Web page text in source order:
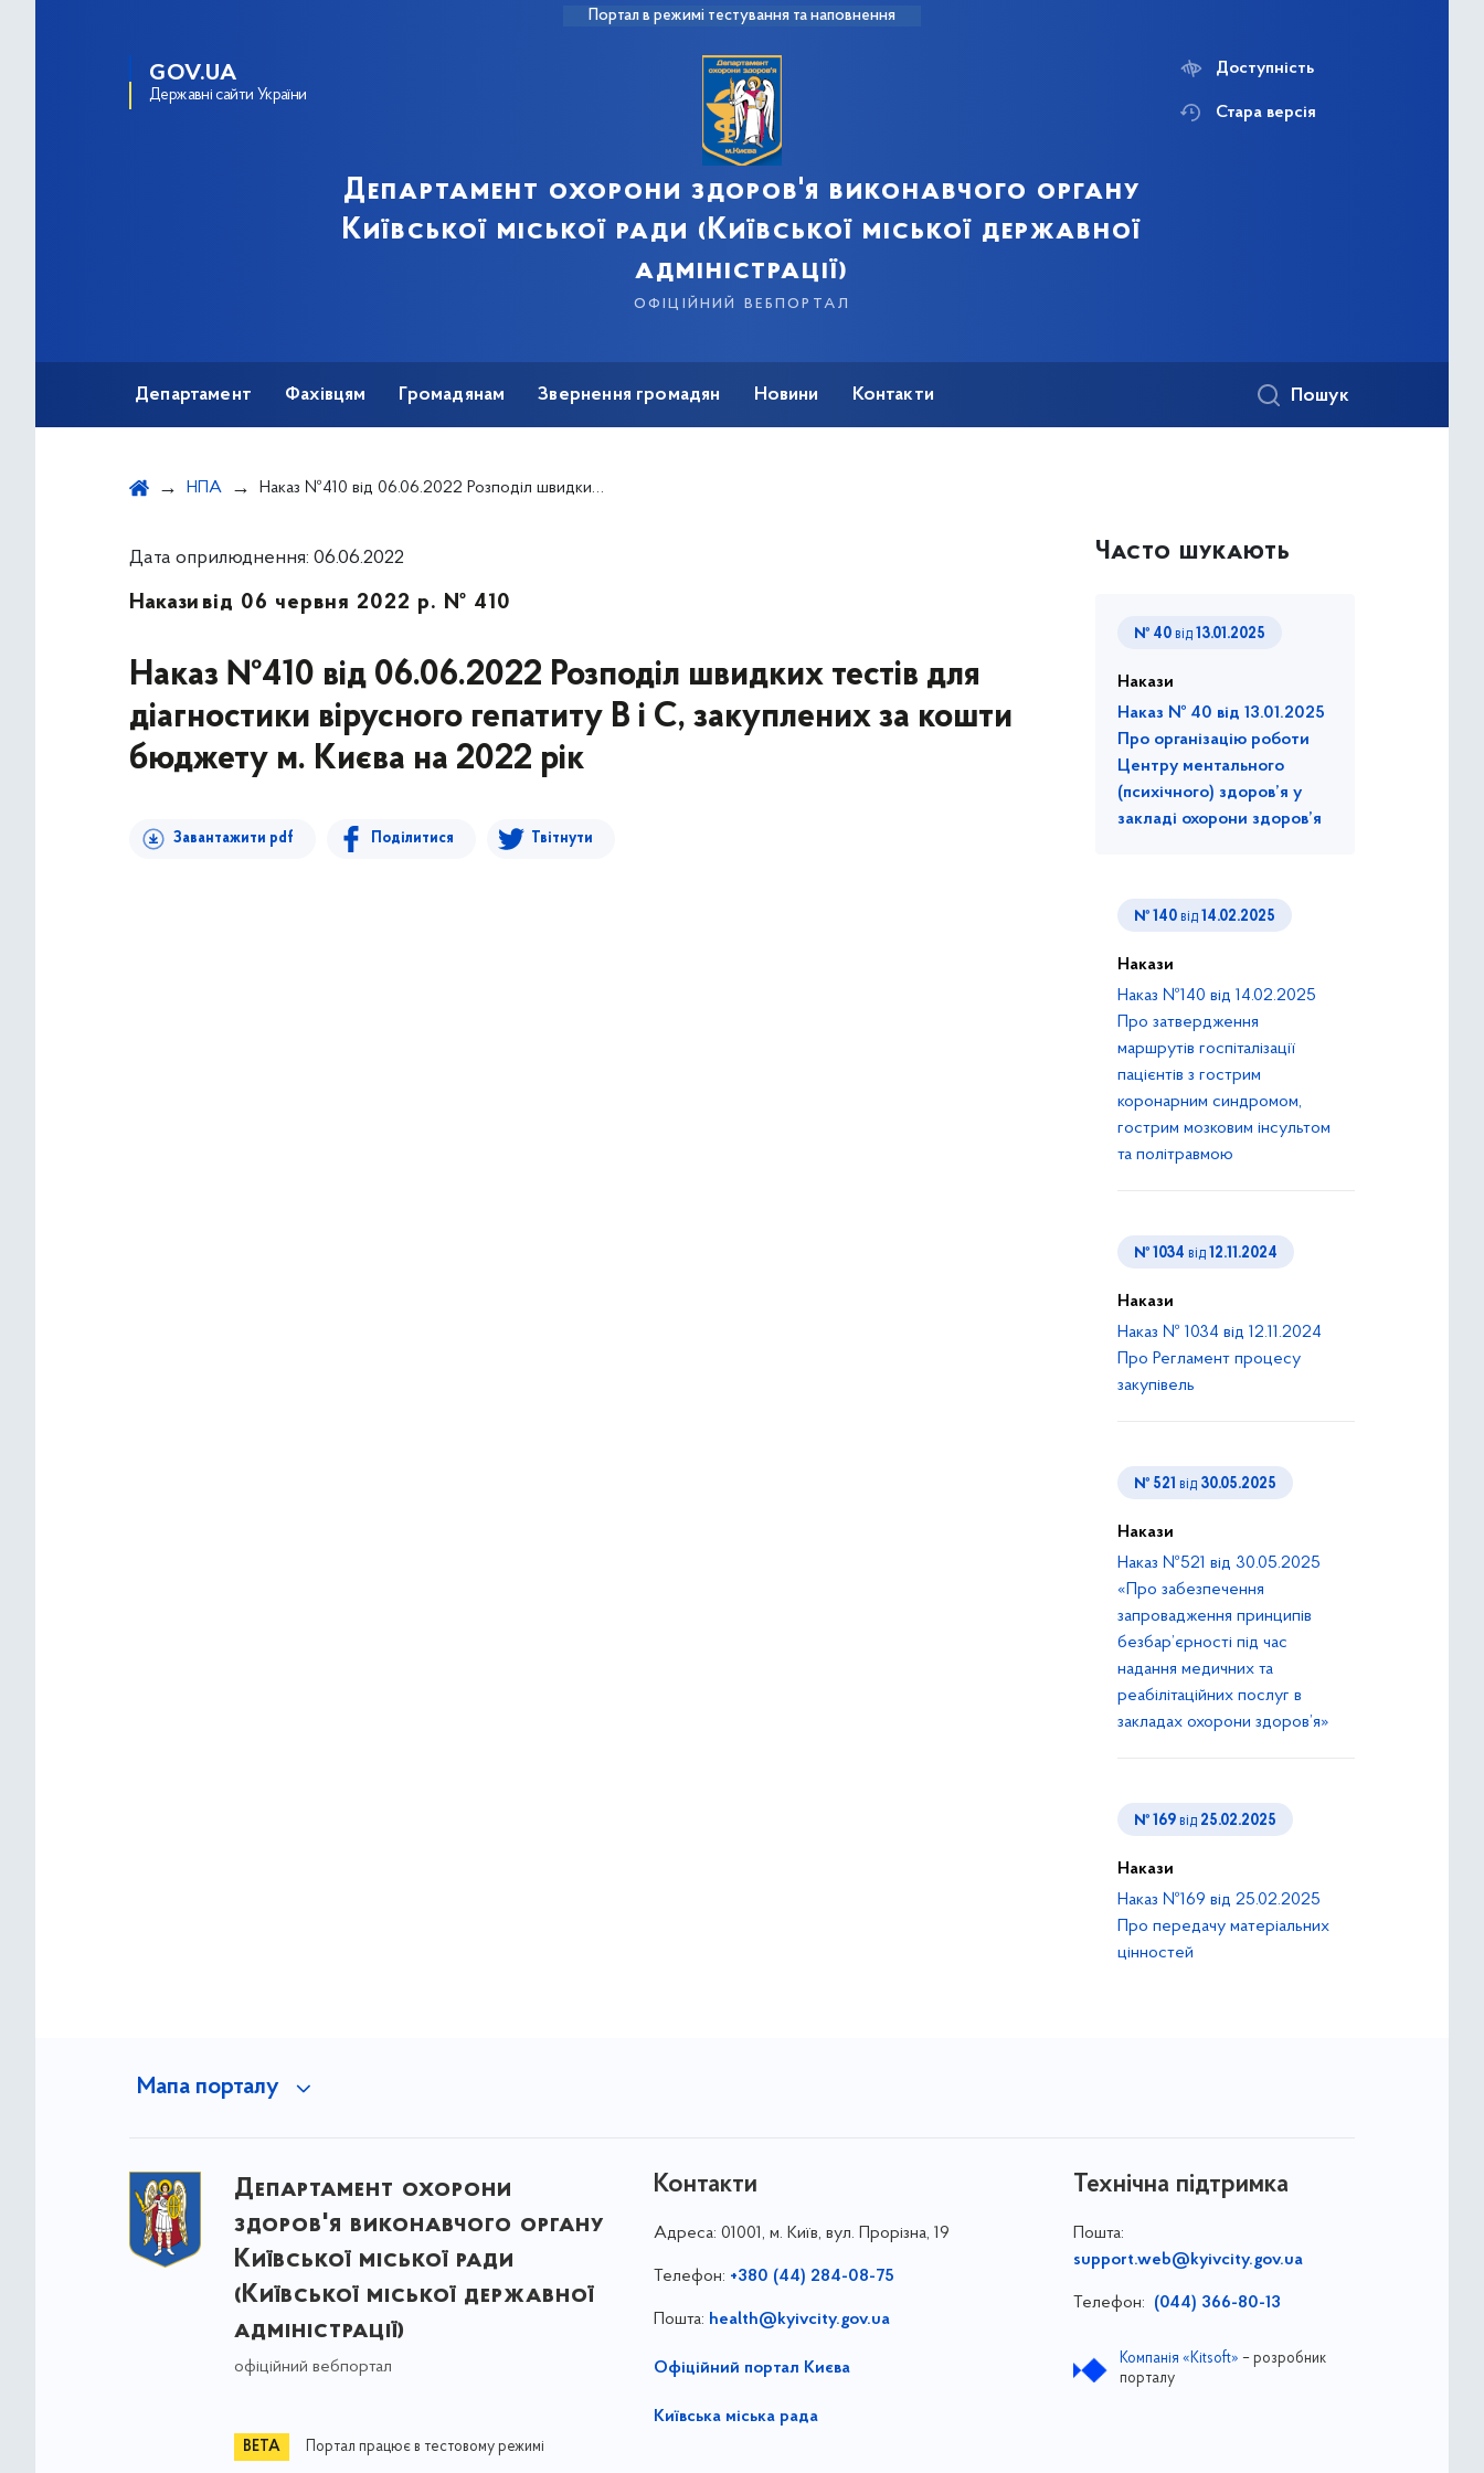
Портал в режимі тестування та наповнення
GOV.UA
Державні сайти України
Департамент охорони здоров'я виконавчого органу
Київської міської ради (Київської міської державної
адміністрації)
офіційний вебпортал
Доступність
Стара версія
Департамент Фахівцям Громадянам Звернення громадян Новини Контакти Пошук
НПА Наказ №410 від 06.06.2022 Розподіл швидких тестів для діагностики вірусного гепатиту В і С, закуплених за кошти бюджету м. Києва на 2022 рік
Дата оприлюднення: 06.06.2022
Накази від 06 червня 2022 р. № 410
Наказ №410 від 06.06.2022 Розподіл швидких тестів для
діагностики вірусного гепатиту В і С, закуплених за кошти
бюджету м. Києва на 2022 рік
Завантажити pdf Поділитися Твітнути
Часто шукають
№ 40 від 13.01.2025
Накази
Наказ № 40 від 13.01.2025
Про організацію роботи
Центру ментального
(психічного) здоров’я у
закладі охорони здоров’я
№ 140 від 14.02.2025
Накази
Наказ №140 від 14.02.2025
Про затвердження
маршрутів госпіталізації
пацієнтів з гострим
коронарним синдромом,
гострим мозковим інсультом
та політравмою
№ 1034 від 12.11.2024
Накази
Наказ № 1034 від 12.11.2024
Про Регламент процесу
закупівель
№ 521 від 30.05.2025
Накази
Наказ №521 від 30.05.2025
«Про забезпечення
запровадження принципів
безбар’єрності під час
надання медичних та
реабілітаційних послуг в
закладах охорони здоров’я»
№ 169 від 25.02.2025
Накази
Наказ №169 від 25.02.2025
Про передачу матеріальних
цінностей
Мапа порталу
Департамент охорони
здоров'я виконавчого органу
Київської міської ради
(Київської міської державної
адміністрації)
офіційний вебпортал
Портал працює в тестовому режимі
Контакти
Адреса: 01001, м. Київ, вул. Прорізна, 19
Телефон: +380 (44) 284-08-75
Пошта: health@kyivcity.gov.ua
Офіційний портал Києва
Київська міська рада
Технічна підтримка
Пошта:
support.web@kyivcity.gov.ua
Телефон: (044) 366-80-13
Компанія «Kitsoft» – розробник
порталу